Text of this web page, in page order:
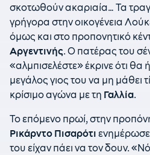
σκοτωθούν ακαριαία… Τα
γρήγορα στην οικογένεια
όμως και στο προπονητικό
Αργεντινής. Ο πατέρας του
«αλμπισελέστε» έκρινε ότι θα
μεγάλος γιος του να μη μάθει
κρίσιμο αγώνα με τη Γαλλία.
Το επόμενο πρωί, στην
Ρικάρντο Πισαρότι ενημέρωσε
του είχαν πάει να τον δουν.